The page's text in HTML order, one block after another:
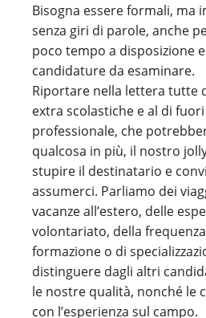
Bisogna essere formali, ma
senza giri di parole, anche
poco tempo a disposizione
candidature da esaminare.
Riportare nella lettera tutte
extra scolastiche e al di
professionale, che
qualcosa in più, il nostro
stupire il destinatario e
assumerci. Parliamo dei
vacanze all’estero, delle
volontariato, della
formazione o di
distinguere dagli altri
le nostre qualità, nonché le
con l’esperienza sul campo.